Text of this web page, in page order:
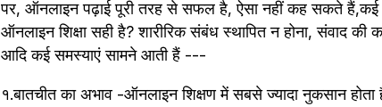
पर, ऑनलाइन पढ़ाई पूरी तरह से सफल है, ऐसा नहीं कह सकते हैं,क‌ई त्रुटियां हैं,जो प्रश्न चिन्ह लगाते है,कि क्या
ऑनलाइन शिक्षा सही है? शारीरिक संबंध स्थापित न होना, संवाद
आदि क‌ई समस्याएं सामने आती हैं ---
१.बातचीत का अभाव -ऑनलाइन शिक्षण में सबसे ज्यादा नुकसान